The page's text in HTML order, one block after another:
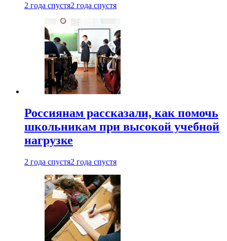
2 года спустя2 года спустя
Россиянам рассказали, как помочь
школьникам при высокой учебной
нагрузке
2 года спустя2 года спустя